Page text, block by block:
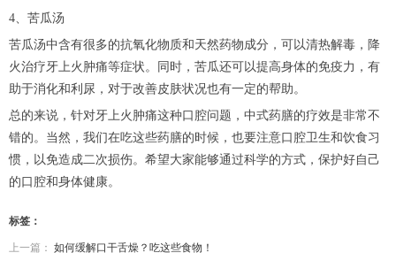
4、苦瓜汤
苦瓜汤中含有很多的抗氧化物质和天然药物成分，可以清热解毒，降
火治疗牙上火肿痛等症状。同时，苦瓜还可以提高身体的免疫力，有
助于消化和利尿，对于改善皮肤状况也有一定的帮助。
总的来说，针对牙上火肿痛这种口腔问题，中式药膳的疗效是非常不
错的。当然，我们在吃这些药膳的时候，也要注意口腔卫生和饮食习
惯，以免造成二次损伤。希望大家能够通过科学的方式，保护好自己
的口腔和身体健康。
标签：
上一篇： 如何缓解口干舌燥？吃这些食物！